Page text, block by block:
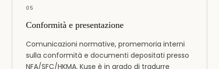
05
Conformità e presentazione
Comunicazioni normative, promemoria interni
sulla conformità e documenti depositati presso
NFA/SFC/HKMA. Kuse è in grado di tradurre